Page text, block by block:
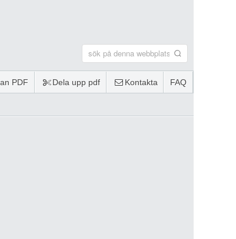
PDF Dela upp pdf Kontakta FAQ